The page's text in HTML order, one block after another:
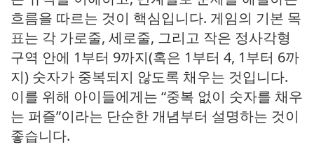
흐름을 따르는 것이 핵심입니다. 게임의 기본 목
표는 각 가로줄, 세로줄, 그리고 작은 정사각형
구역 안에 1부터 9까지(혹은 1부터 4, 1부터 6까
지) 숫자가 중복되지 않도록 채우는 것입니다.
이를 위해 아이들에게는 “중복 없이 숫자를 채우
는 퍼즐”이라는 단순한 개념부터 설명하는 것이
좋습니다.